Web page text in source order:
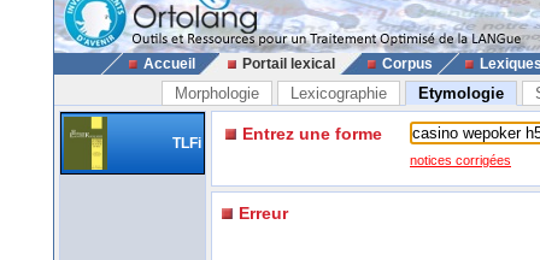
Accueil Portail lexical Corpus
Morphologie Lexicographie Etymologie
TLFi Entrez une forme
notices corrigées
Erreur